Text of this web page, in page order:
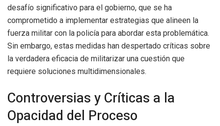
desafío significativo para el gobierno, que se ha
comprometido a implementar estrategias que alineen la
fuerza militar con la policía para abordar esta problemática.
Sin embargo, estas medidas han despertado críticas sobre
la verdadera eficacia de militarizar una cuestión que
requiere soluciones multidimensionales.
Controversias y Críticas a la
Opacidad del Proceso